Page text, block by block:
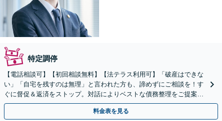
特定調停
【電話相談可】【初回相談無料】【法テラス利用可】「破産はできな
い」「自宅を残すのは無理」と言われた方も、諦めずにご相談を！す
ぐに督促＆返済をストップ。対話によりベストな債務整理をご提案し
ます。法人破産も実績多数【完全個室】【大宮駅3分】
料金表を見る